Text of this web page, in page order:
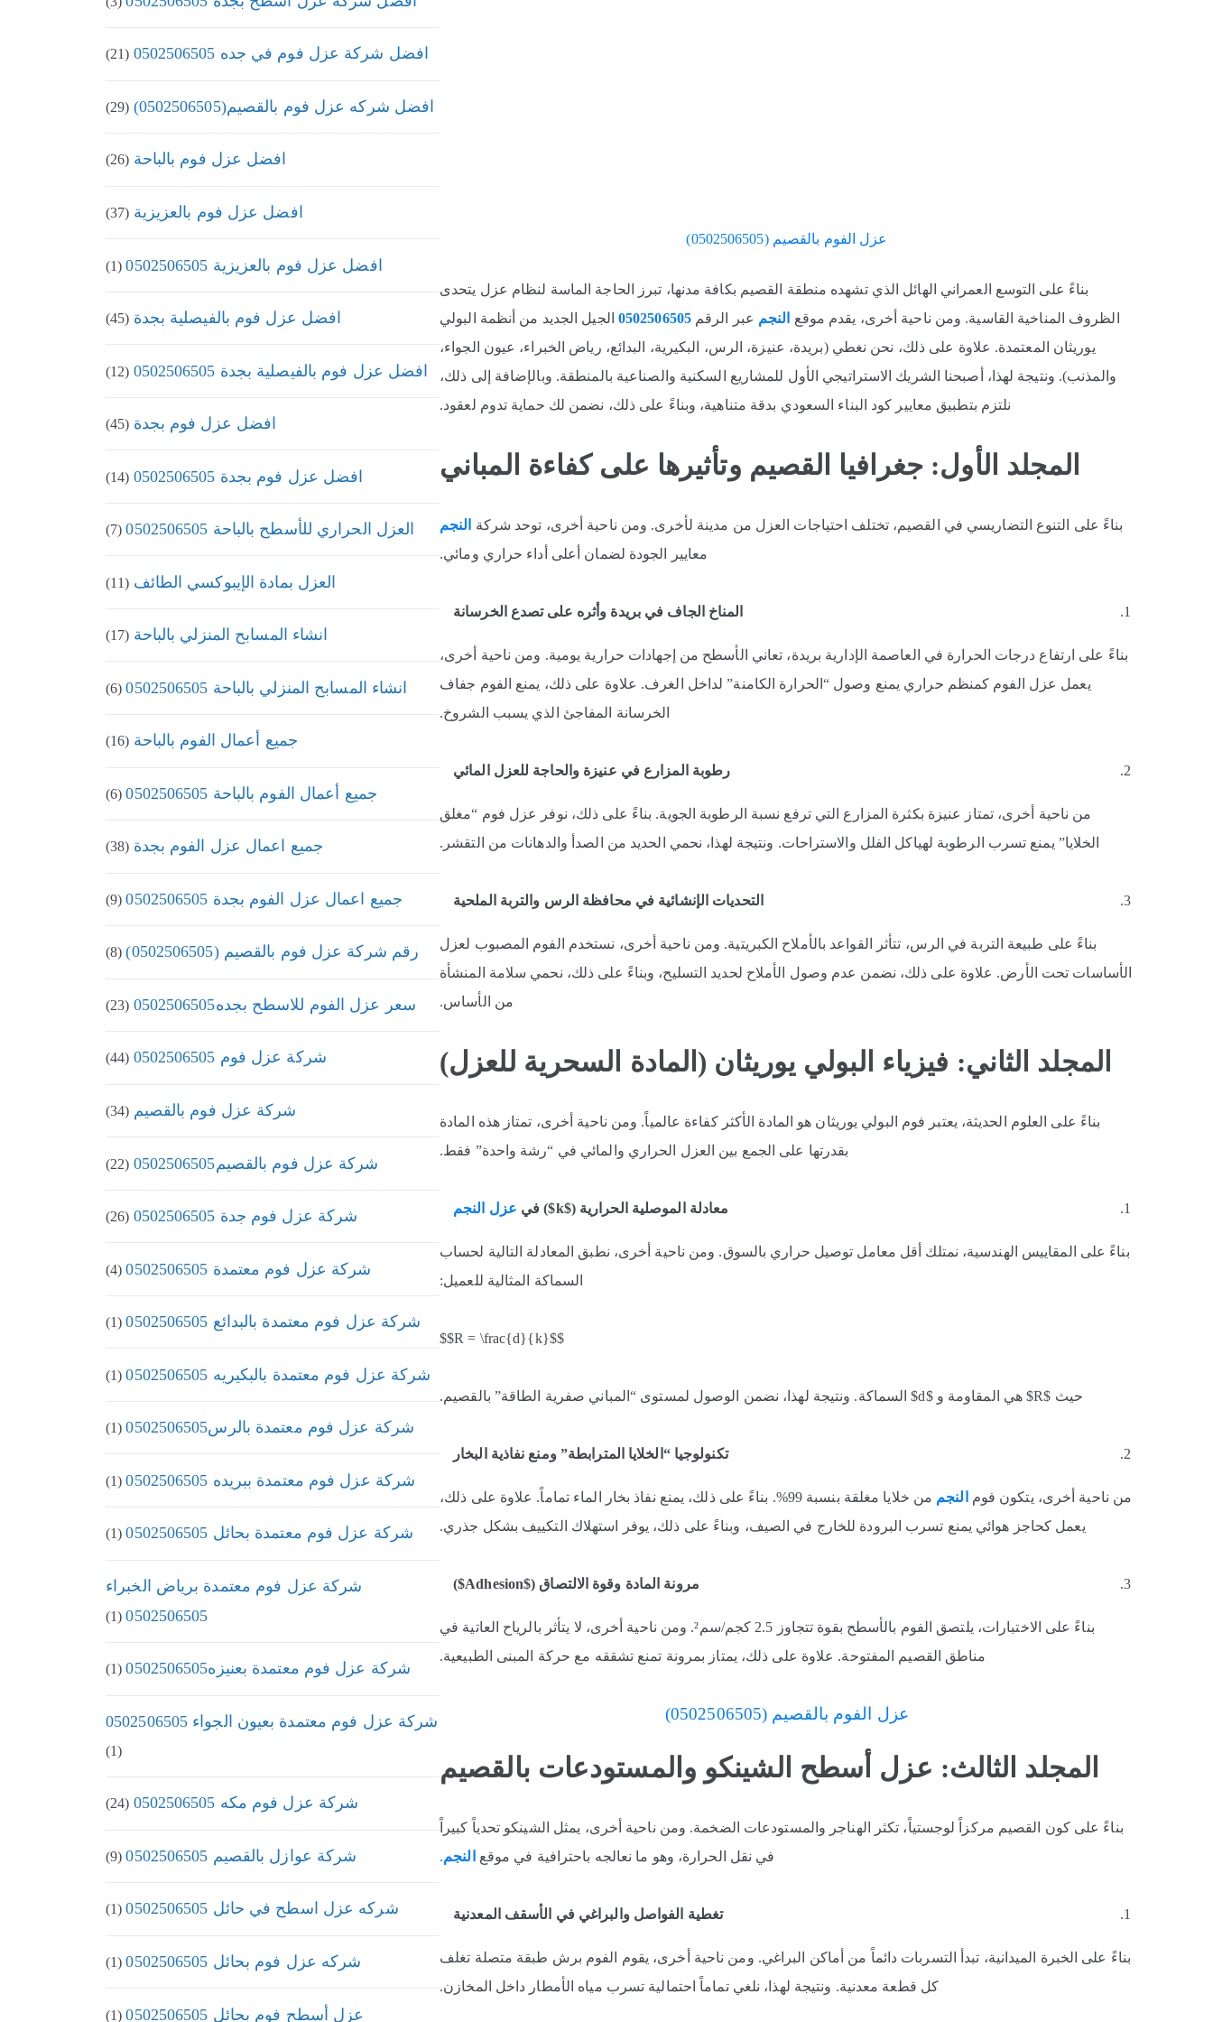
عزل الفوم بالقصيم (0502506505)
بناءً على التوسع العمراني الهائل الذي تشهده منطقة القصيم بكافة مدنها، تبرز الحاجة الماسة لنظام عزل يتحدى
الظروف المناخية القاسية. ومن ناحية أخرى، يقدم موقع
النجم عبر الرقم0502506505 الجيل الجديد من أنظمة البولي
يوريثان المعتمدة. علاوة على ذلك، نحن نغطي (بريدة، عنيزة، الرس، البكيرية، البدائع، رياض الخبراء، عيون الجواء،
والمذنب). ونتيجة لهذا، أصبحنا الشريك الاستراتيجي الأول للمشاريع السكنية والصناعية بالمنطقة. وبالإضافة إلى ذلك،
نلتزم بتطبيق معايير كود البناء السعودي بدقة متناهية، وبناءً على ذلك، نضمن لك حماية تدوم لعقود.
المجلد الأول: جغرافيا القصيم وتأثيرها على كفاءة المباني
بناءً على التنوع التضاريسي في القصيم، تختلف احتياجات العزل من مدينة لأخرى. ومن ناحية أخرى، توحد شركة
النجم
معايير الجودة لضمان أعلى أداء حراري ومائي.
المناخ الجاف في بريدة وأثره على تصدع الخرسانة
بناءً على ارتفاع درجات الحرارة في العاصمة الإدارية بريدة، تعاني الأسطح من إجهادات حرارية يومية. ومن ناحية أخرى،
يعمل عزل الفوم كمنظم حراري يمنع وصول “الحرارة الكامنة” لداخل الغرف. علاوة على ذلك، يمنع الفوم جفاف
الخرسانة المفاجئ الذي يسبب الشروخ.
رطوبة المزارع في عنيزة والحاجة للعزل المائي
من ناحية أخرى، تمتاز عنيزة بكثرة المزارع التي ترفع نسبة الرطوبة الجوية. بناءً على ذلك، نوفر عزل فوم “مغلق
الخلايا” يمنع تسرب الرطوبة لهياكل الفلل والاستراحات. ونتيجة لهذا، نحمي الحديد من الصدأ والدهانات من التقشر.
التحديات الإنشائية في محافظة الرس والتربة الملحية
بناءً على طبيعة التربة في الرس، تتأثر القواعد بالأملاح الكبريتية. ومن ناحية أخرى، نستخدم الفوم المصبوب لعزل
الأساسات تحت الأرض. علاوة على ذلك، نضمن عدم وصول الأملاح لحديد التسليح، وبناءً على ذلك، نحمي سلامة المنشأة
من الأساس.
المجلد الثاني: فيزياء البولي يوريثان (المادة السحرية للعزل)
بناءً على العلوم الحديثة، يعتبر فوم البولي يوريثان هو المادة الأكثر كفاءة عالمياً. ومن ناحية أخرى، تمتاز هذه المادة
بقدرتها على الجمع بين العزل الحراري والمائي في “رشة واحدة” فقط.
معادلة الموصلية الحرارية ($k$) في عزل النجم
بناءً على المقاييس الهندسية، نمتلك أقل معامل توصيل حراري بالسوق. ومن ناحية أخرى، نطبق المعادلة التالية لحساب
السماكة المثالية للعميل:
$$R = \frac{d}{k}$$
حيث $R$ هي المقاومة و $d$ السماكة. ونتيجة لهذا، نضمن الوصول لمستوى “المباني صفرية الطاقة” بالقصيم.
تكنولوجيا “الخلايا المترابطة” ومنع نفاذية البخار
من ناحية أخرى، يتكون فوم النجم
من خلايا مغلقة بنسبة 99%. بناءً على ذلك، يمنع نفاذ بخار الماء تماماً. علاوة على ذلك،
يعمل كحاجز هوائي يمنع تسرب البرودة للخارج في الصيف، وبناءً على ذلك، يوفر استهلاك التكييف بشكل جذري.
مرونة المادة وقوة الالتصاق ($Adhesion$)
بناءً على الاختبارات، يلتصق الفوم بالأسطح بقوة تتجاوز 2.5 كجم/سم². ومن ناحية أخرى، لا يتأثر بالرياح العاتية في
مناطق القصيم المفتوحة. علاوة على ذلك، يمتاز بمرونة تمنع تشققه مع حركة المبنى الطبيعية.
عزل الفوم بالقصيم (0502506505)
المجلد الثالث: عزل أسطح الشينكو والمستودعات بالقصيم
بناءً على كون القصيم مركزاً لوجستياً، تكثر الهناجر والمستودعات الضخمة. ومن ناحية أخرى، يمثل الشينكو تحدياً كبيراً
في نقل الحرارة، وهو ما نعالجه باحترافية في موقع
النجم.
تغطية الفواصل والبراغي في الأسقف المعدنية
بناءً على الخبرة الميدانية، تبدأ التسربات دائماً من أماكن البراغي. ومن ناحية أخرى، يقوم الفوم برش طبقة متصلة تغلف
كل قطعة معدنية. ونتيجة لهذا، نلغي تماماً احتمالية تسرب مياه الأمطار داخل المخازن.
افضل شركة عزل فوم في جده 0502506505 (21)
افضل شركه عزل فوم بالقصيم(0502506505) (29)
افضل عزل فوم بالباحة (26)
افضل عزل فوم بالعزيزية (37)
افضل عزل فوم بالعزيزية 0502506505 (1)
افضل عزل فوم بالفيصلية بجدة (45)
افضل عزل فوم بالفيصلية بجدة 0502506505 (12)
افضل عزل فوم بجدة (45)
افضل عزل فوم بجدة 0502506505 (14)
العزل الحراري للأسطح بالباحة 0502506505 (7)
العزل بمادة الإيبوكسي الطائف (11)
انشاء المسابح المنزلي بالباحة (17)
انشاء المسابح المنزلي بالباحة 0502506505 (6)
جميع أعمال الفوم بالباحة (16)
جميع أعمال الفوم بالباحة 0502506505 (6)
جميع اعمال عزل الفوم بجدة (38)
جميع اعمال عزل الفوم بجدة 0502506505 (9)
رقم شركة عزل فوم بالقصيم (0502506505) (8)
سعر عزل الفوم للاسطح بجده0502506505 (23)
شركة عزل فوم 0502506505 (44)
شركة عزل فوم بالقصيم (34)
شركة عزل فوم بالقصيم0502506505 (22)
شركة عزل فوم جدة 0502506505 (26)
شركة عزل فوم معتمدة 0502506505 (4)
شركة عزل فوم معتمدة بالبدائع 0502506505 (1)
شركة عزل فوم معتمدة بالبكيريه 0502506505 (1)
شركة عزل فوم معتمدة بالرس0502506505 (1)
شركة عزل فوم معتمدة ببريده 0502506505 (1)
شركة عزل فوم معتمدة بحائل 0502506505 (1)
شركة عزل فوم معتمدة برياض الخبراء
0502506505
(1)
شركة عزل فوم معتمدة بعنيزه0502506505 (1)
شركة عزل فوم معتمدة بعيون الجواء 0502506505
(1)
شركة عزل فوم مكه 0502506505 (24)
شركة عوازل بالقصيم 0502506505 (9)
شركه عزل اسطح في حائل 0502506505 (1)
شركه عزل فوم بحائل 0502506505 (1)
عزل أسطح فوم بحائل 0502506505 (1)